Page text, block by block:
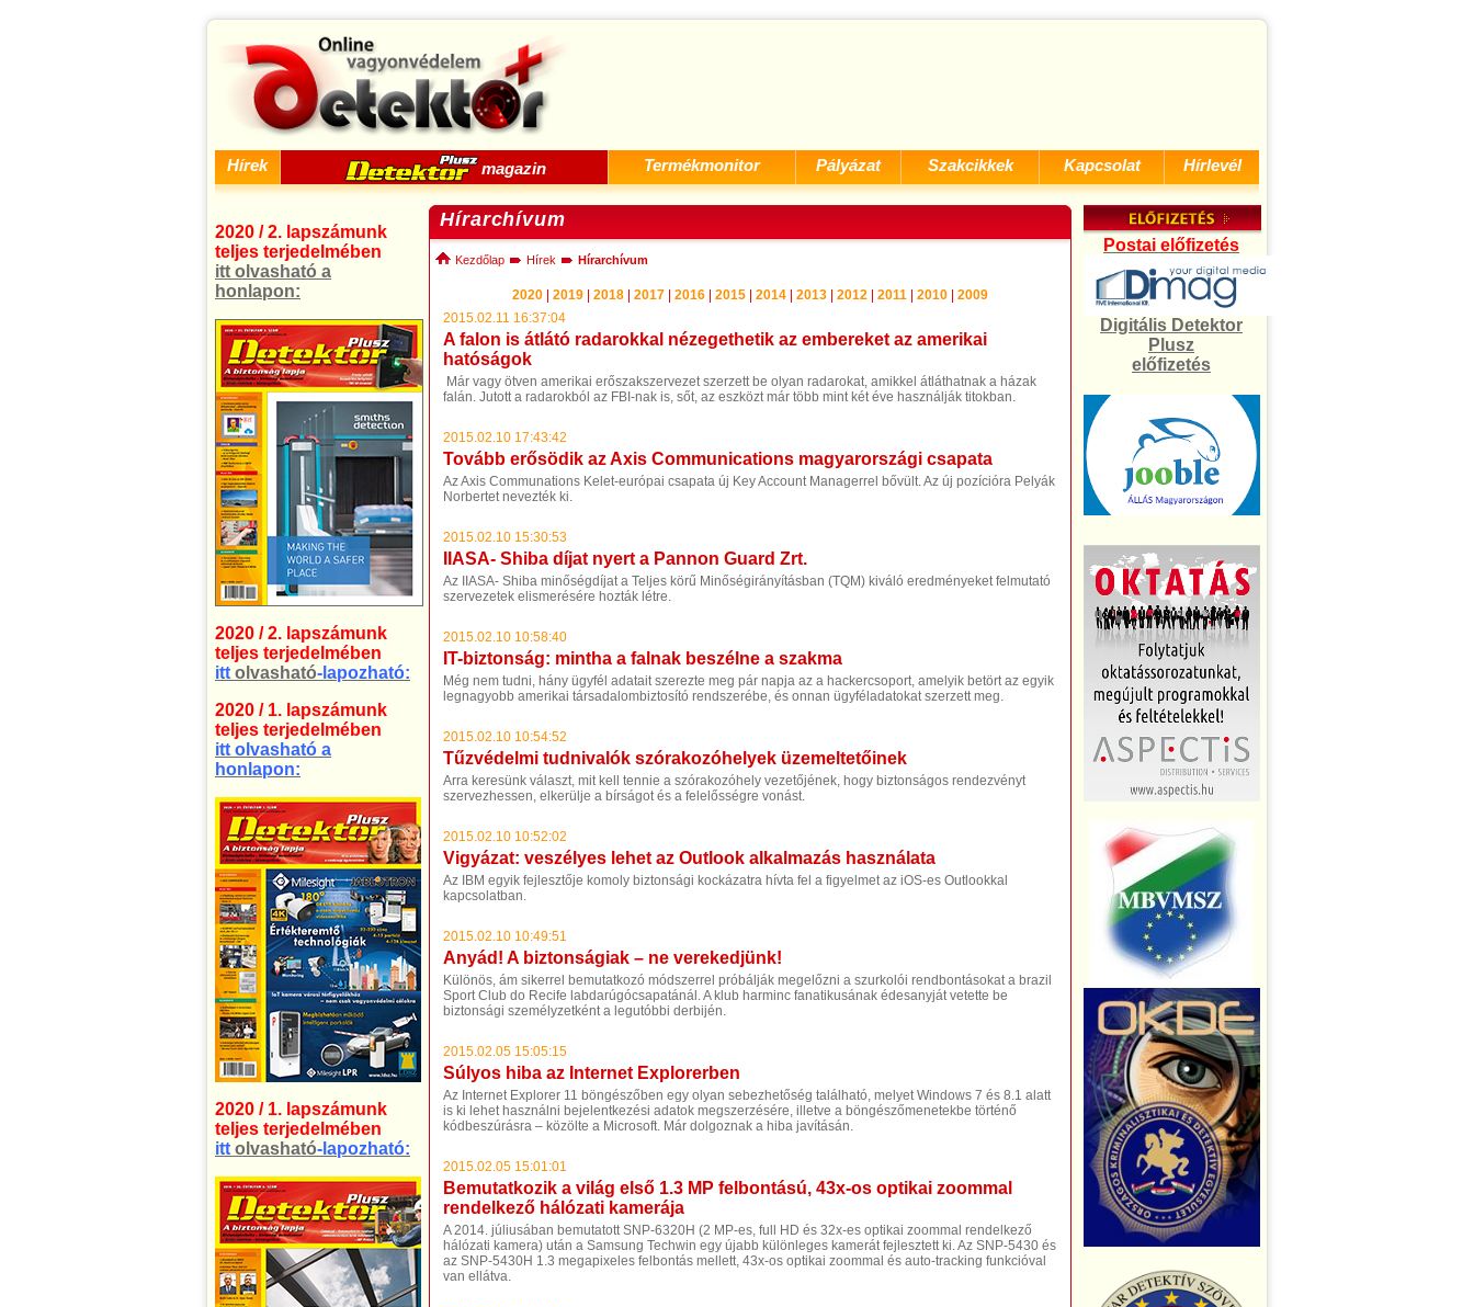
Hírek magazin Termékmonitor Pályázat Szakcikkek Kapcsolat Hírlevél
2020 / 2. lapszámunk
teljes terjedelmében
itt olvasható a
honlapon:
2020 / 2. lapszámunk
teljes terjedelmében
itt olvasható-lapozható:
2020 / 1. lapszámunk
teljes terjedelmében
itt olvasható a
honlapon:
2020 / 1. lapszámunk
teljes terjedelmében
itt olvasható-lapozható:
Hírarchívum
Kezdőlap Hírek Hírarchívum
2020 2019 2018 2017 2016 2015 2014 2013 2012 2011 2010
2009
2015.02.11 16:37:04
A falon is átlátó radarokkal nézegethetik az embereket az amerikai
hatóságok
Már vagy ötven amerikai erőszakszervezet szerzett be olyan radarokat, amikkel átláthatnak a házak
falán. Jutott a radarokból az FBI-nak is, sőt, az eszközt már több mint két éve használják titokban.
2015.02.10 17:43:42
Tovább erősödik az Axis Communications magyarországi csapata
Az Axis Communations Kelet-európai csapata új Key Account Managerrel bővült. Az új pozícióra Pelyák
Norbertet nevezték ki.
2015.02.10 15:30:53
IIASA- Shiba díjat nyert a Pannon Guard Zrt.
Az IIASA- Shiba minőségdíjat a Teljes körű Minőségirányításban (TQM) kiváló eredményeket felmutató
szervezetek elismerésére hozták létre.
2015.02.10 10:58:40
IT-biztonság: mintha a falnak beszélne a szakma
Még nem tudni, hány ügyfél adatait szerezte meg pár napja az a hackercsoport, amelyik betört az egyik
legnagyobb amerikai társadalombiztosító rendszerébe, és onnan ügyféladatokat szerzett meg.
2015.02.10 10:54:52
Tűzvédelmi tudnivalók szórakozóhelyek üzemeltetőinek
Arra keresünk választ, mit kell tennie a szórakozóhely vezetőjének, hogy biztonságos rendezvényt
szervezhessen, elkerülje a bírságot és a felelősségre vonást.
2015.02.10 10:52:02
Vigyázat: veszélyes lehet az Outlook alkalmazás használata
Az IBM egyik fejlesztője komoly biztonsági kockázatra hívta fel a figyelmet az iOS-es Outlookkal
kapcsolatban.
2015.02.10 10:49:51
Anyád! A biztonságiak – ne verekedjünk!
Különös, ám sikerrel bemutatkozó módszerrel próbálják megelőzni a szurkolói rendbontásokat a brazil
Sport Club do Recife labdarúgócsapatánál. A klub harminc fanatikusának édesanyját vetette be
biztonsági személyzetként a legutóbbi derbijén.
2015.02.05 15:05:15
Súlyos hiba az Internet Explorerben
Az Internet Explorer 11 böngészőben egy olyan sebezhetőség található, melyet Windows 7 és 8.1 alatt
is ki lehet használni bejelentkezési adatok megszerzésére, illetve a böngészőmenetekbe történő
kódbeszúrásra – közölte a Microsoft. Már dolgoznak a hiba javításán.
2015.02.05 15:01:01
Bemutatkozik a világ első 1.3 MP felbontású, 43x-os optikai zoommal
rendelkező hálózati kamerája
A 2014. júliusában bemutatott SNP-6320H (2 MP-es, full HD és 32x-es optikai zoommal rendelkező
hálózati kamera) után a Samsung Techwin egy újabb különleges kamerát fejlesztett ki. Az SNP-5430 és
az SNP-5430H 1.3 megapixeles felbontás mellett, 43x-os optikai zoommal és auto-tracking funkcióval
van ellátva.
Postai előfizetés
Digitális Detektor
Plusz
előfizetés